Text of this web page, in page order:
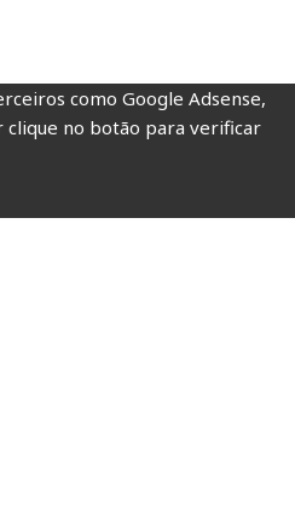
como Google Adsense,
clique no botão para verificar